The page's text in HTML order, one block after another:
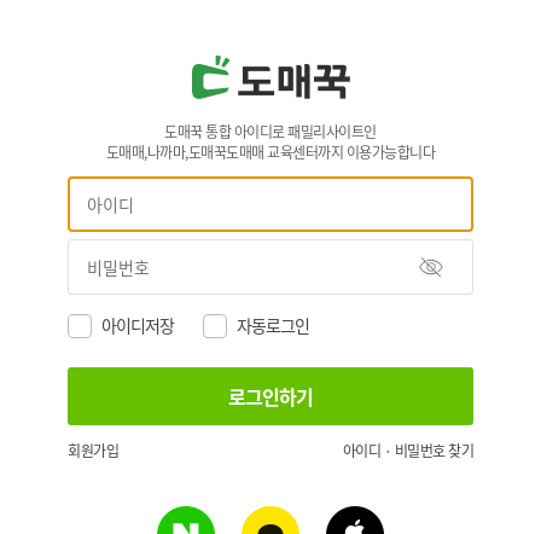
도매꾹 통합 아이디로 패밀리사이트인
도매매,나까마,도매꾹도매매 교육센터까지 이용가능합니다
아이디저장 자동로그인
회원가입 아이디 · 비밀번호 찾기